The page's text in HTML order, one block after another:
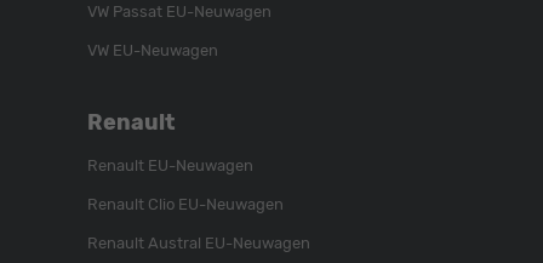
VW Passat EU-Neuwagen
VW EU-Neuwagen
Renault
Renault EU-Neuwagen
Renault Clio EU-Neuwagen
Renault Austral EU-Neuwagen